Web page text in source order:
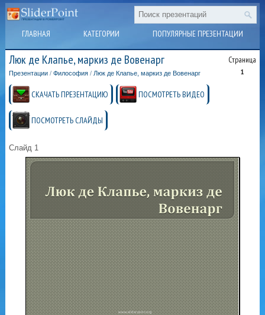
ГЛАВНАЯ КАТЕГОРИИ ПОПУЛЯРНЫЕ ПРЕЗЕНТАЦИИ
Люк де Клапье, маркиз де Вовенарг Страница
1
Презентации /Философия /Люк де Клапье, маркиз де Вовенарг
СКАЧАТЬ ПРЕЗЕНТАЦИЮ ПОСМОТРЕТЬ ВИДЕО
ПОСМОТРЕТЬ СЛАЙДЫ
Слайд 1